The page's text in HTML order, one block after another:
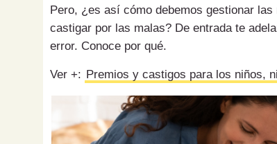
Pero, ¿es así cómo debemos gestionar
castigar por las malas? De entrada te
error. Conoce por qué.
Ver +: Premios y castigos para los niños,